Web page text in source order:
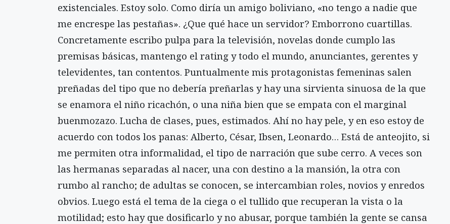
existenciales. Estoy solo. Como diría un amigo boliviano, «no tengo a nadie que
me encrespe las pestañas». ¿Que qué hace un servidor? Emborrono cuartillas.
Concretamente escribo pulpa para la televisión, novelas donde cumplo las
premisas básicas, mantengo el rating y todo el mundo, anunciantes, gerentes y
televidentes, tan contentos. Puntualmente mis protagonistas femeninas salen
preñadas del tipo que no debería preñarlas y hay una sirvienta sinuosa de la que
se enamora el niño ricachón, o una niña bien que se empata con el marginal
buenmozazo. Lucha de clases, pues, estimados. Ahí no hay pele, y en eso estoy de
acuerdo con todos los panas: Alberto, César, Ibsen, Leonardo… Está de anteojito, si
me permiten otra informalidad, el tipo de narración que sube cerro. A veces son
las hermanas separadas al nacer, una con destino a la mansión, la otra con
rumbo al rancho; de adultas se conocen, se intercambian roles, novios y enredos
obvios. Luego está el tema de la ciega o el tullido que recuperan la vista o la
motilidad; esto hay que dosificarlo y no abusar, porque también la gente se cansa